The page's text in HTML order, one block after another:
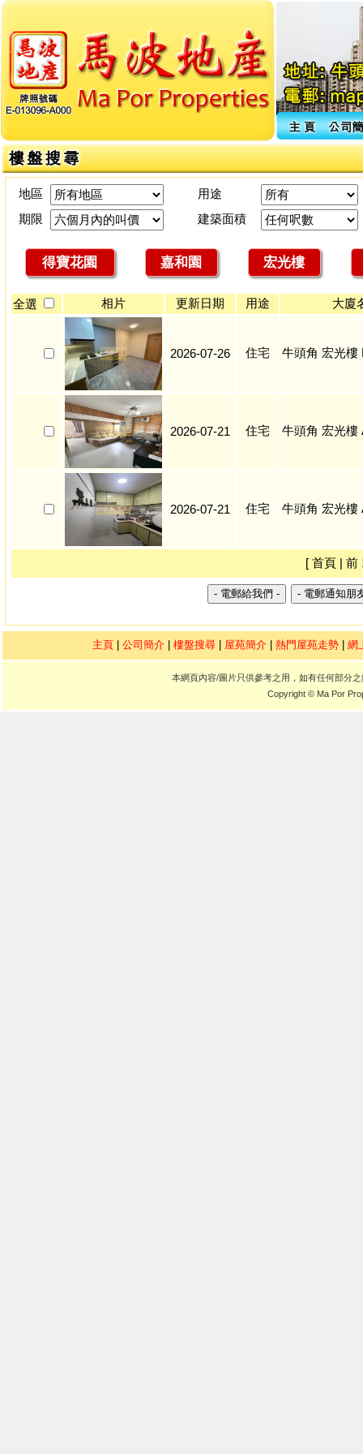
地區
用途
期限
建築面積
得寶花園 嘉和園 宏光樓
全選 相片 更新日期 用途 大廈
2026-07-26 住宅 牛頭角 宏光樓
2026-07-21 住宅 牛頭角 宏光樓
2026-07-21 住宅 牛頭角 宏光樓
[ 首頁 | 前
主頁 |公司簡介 |樓盤搜尋 屋苑簡介 |熱門屋苑走勢 |網
本網頁內容/圖片只供參考之用，如有任何部分
Copyright © Ma Por